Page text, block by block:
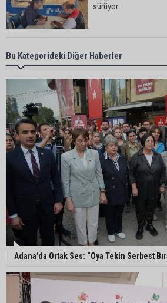
sürüyor
Ceyhan’da yangına
kişi yaralandı
Çukurova Belediye
CHP’den ayrıldığını
Belediye binasına
biber gazlı müdahale
Adana’da taziye
alındı
Doç. Dr. Efsun
en büyük risk”
Bu Kategorideki Diğer Haberler
Adana’da Ortak Ses: “Oya Tekin Serbest